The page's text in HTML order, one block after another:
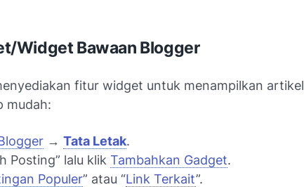
Widget Bawaan Blogger
fitur widget untuk menampilkan artikel
mudah:
→ Tata Letak.
Posting” lalu klik Tambahkan Gadget.
Populer” atau “Link Terkait”.